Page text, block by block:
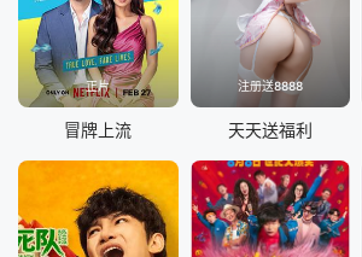
正片
冒牌上流
注册送8888
天天送福利